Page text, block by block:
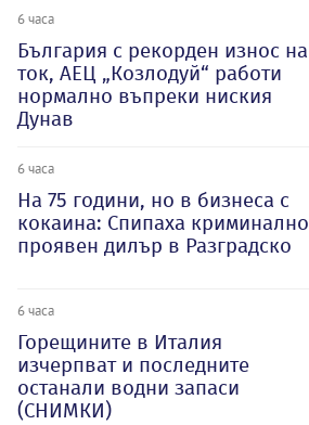
6 часа
България с рекорден износ на
ток, АЕЦ „Козлодуй“ работи
нормално въпреки ниския
Дунав
6 часа
На 75 години, но в бизнеса с
кокаина: Спипаха криминално
проявен дилър в Разградско
6 часа
Горещините в Италия
изчерпват и последните
останали водни запаси
(СНИМКИ)